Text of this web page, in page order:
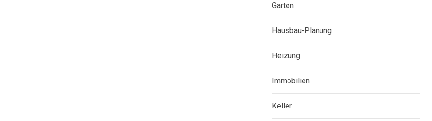
Garten
Hausbau-Planung
Heizung
Immobilien
Keller